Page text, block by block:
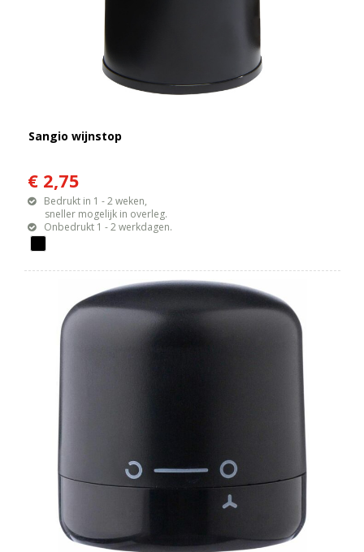
Sangio wijnstop
€ 2,75
Bedrukt in 1 - 2 weken,
sneller mogelijk in overleg.
Onbedrukt 1 - 2 werkdagen.